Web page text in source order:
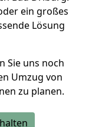
ein großes
Lösung
Sie uns noch
Umzug von
zu planen.